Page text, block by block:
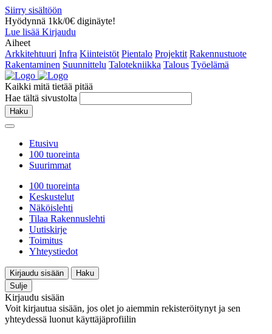
Siirry sisältöön
Hyödynnä 1kk/0€ diginäyte!
Lue lisää Kirjaudu
Aiheet
Arkkitehtuuri Infra Kiinteistöt Pientalo Projektit Rakennustuote
Rakentaminen Suunnittelu Talotekniikka Talous Työelämä
Kaikki mitä tietää pitää
Hae tältä sivustolta
Haku
Etusivu
100 tuoreinta
Suurimmat
100 tuoreinta
Keskustelut
Näköislehti
Tilaa Rakennuslehti
Uutiskirje
Toimitus
Yhteystiedot
Kirjaudu sisään
Haku
Sulje
Kirjaudu sisään
Voit kirjautua sisään, jos olet jo aiemmin rekisteröitynyt ja sen
yhteydessä luonut käyttäjäprofiilin